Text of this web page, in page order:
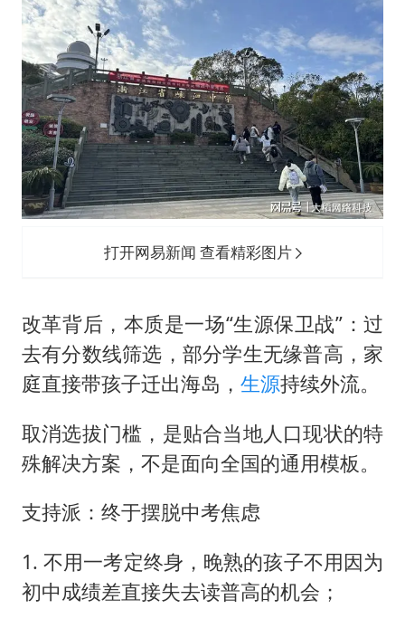
打开网易新闻 查看精彩图片
改革背后，本质是一场“生源保卫战”：过
去有分数线筛选，部分学生无缘普高，家
庭直接带孩子迁出海岛， 生源持续外流。
取消选拔门槛，是贴合当地人口现状的特
殊解决方案，不是面向全国的通用模板。
支持派：终于摆脱中考焦虑
1. 不用一考定终身，晚熟的孩子不用因为
初中成绩差直接失去读普高的机会；